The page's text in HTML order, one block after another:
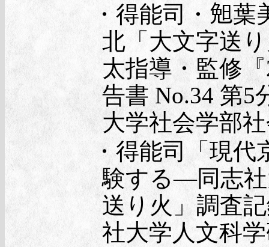
・得能司・𣆶
北「大文字送
太指導・監修
告書 No.34 第5
大学社会学部
・得能司「現
験する―同志社
送り火」調査
社大学人文科